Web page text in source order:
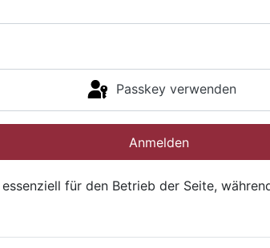
Passkey verwenden
Anmelden
für den Betrieb der Seite,